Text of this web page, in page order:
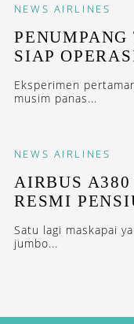
NEWS AIRLINES
SIAP
Eksperimen
musim panas...
NEWS AIRLINES
AIRBUS
RESMI
Satu lagi maskapai
jumbo...